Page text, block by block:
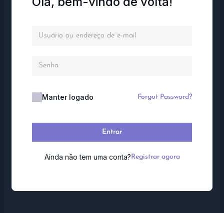
Manter logado Forgot Password?
Entrar
Ainda não tem uma conta? Registrar agora